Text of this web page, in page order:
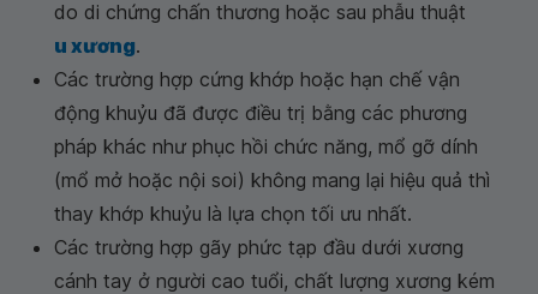
do di chứng chấn thương hoặc sau phẫu thuật
u xương.
Các trường hợp cứng khớp hoặc hạn chế vận
động khuỷu đã được điều trị bằng các phương
pháp khác như phục hồi chức năng, mổ gỡ dính
(mổ mở hoặc nội soi) không mang lại hiệu quả thì
thay khớp khuỷu là lựa chọn tối ưu nhất.
Các trường hợp gãy phức tạp đầu dưới xương
cánh tay ở người cao tuổi, chất lượng xương kém